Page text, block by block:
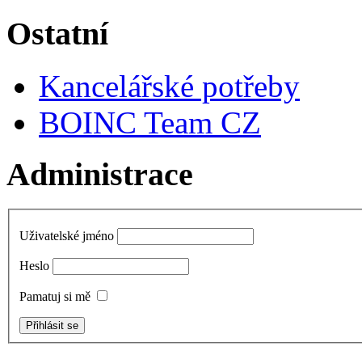
Ostatní
Kancelářské potřeby
BOINC Team CZ
Administrace
Uživatelské jméno
Heslo
Pamatuj si mě